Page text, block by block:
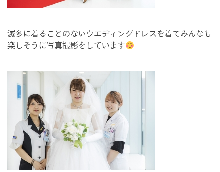
滅多に着ることのないウエディングドレスを着てみんなも
楽しそうに写真撮影をしています